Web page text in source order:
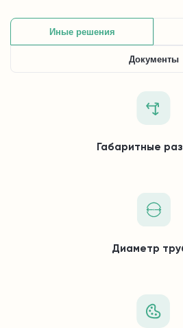
Иные решения
Документы
Габаритные
Диаметр